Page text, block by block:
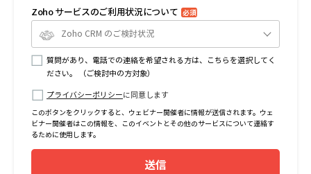
Zoho サービスのご利用状況について 必須
Zoho CRM のご検討状況
質問があり、電話での連絡を希望される方は、こちらを選択してく
ださい。 （ご検討中の方対象）
プライバシーポリシーに同意します
このボタンをクリックすると、ウェビナー開催者に情報が送信されます。ウェ
ビナー開催者はこの情報を、このイベントとその他のサービスについて連絡す
るために使用します。
送信